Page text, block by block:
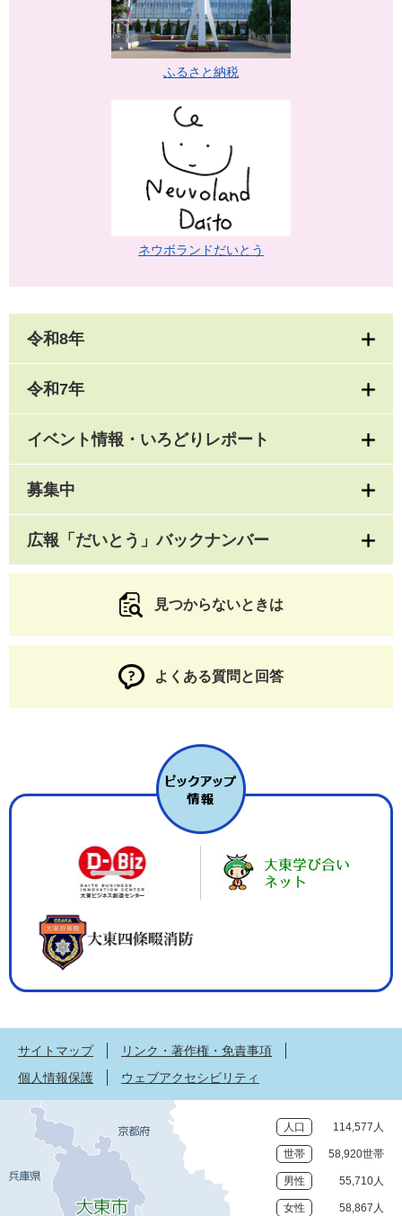
ふるさと納税
ネウボランドだいとう
令和8年
令和7年
イベント情報・いろどりレポート
募集中
広報「だいとう」バックナンバー
見つからないときは
よくある質問と回答
サイトマップ
リンク・著作権・免責事項
個人情報保護
ウェブアクセシビリティ
人口 114,577人
世帯 58,920世帯
男性 55,710人
女性 58,867人